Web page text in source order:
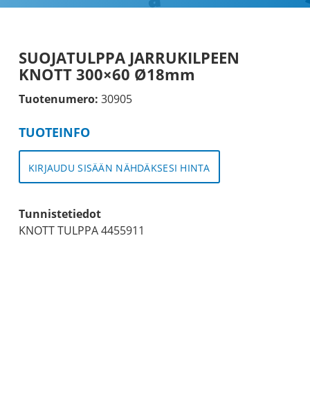
SUOJATULPPA JARRUKILPEEN
KNOTT 300×60 Ø18mm
Tuotenumero: 30905
TUOTEINFO
KIRJAUDU SISÄÄN NÄHDÄKSESI HINTA
Tunnistetiedot
KNOTT TULPPA 4455911